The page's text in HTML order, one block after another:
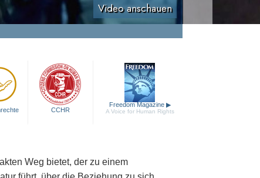
Video anschauen
CCHR
Freedom Magazine ▶
A Voice for Human Rights
Weg bietet, der zu einem